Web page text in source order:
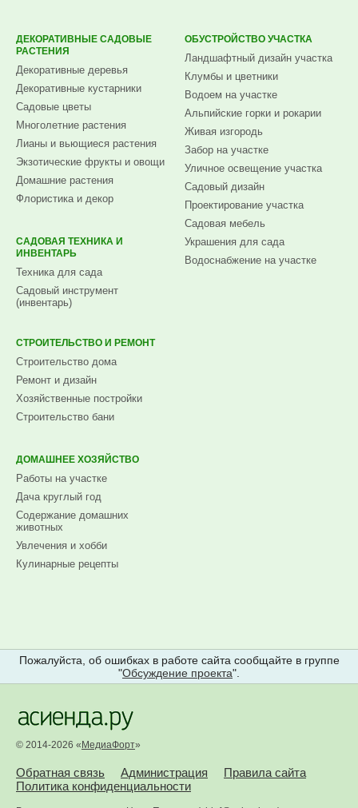
ДЕКОРАТИВНЫЕ САДОВЫЕ
РАСТЕНИЯ
Декоративные деревья
Декоративные кустарники
Садовые цветы
Многолетние растения
Лианы и вьющиеся растения
Экзотические фрукты и овощи
Домашние растения
Флористика и декор
САДОВАЯ ТЕХНИКА И
ИНВЕНТАРЬ
Техника для сада
Садовый инструмент
(инвентарь)
ОБУСТРОЙСТВО УЧАСТКА
Ландшафтный дизайн участка
Клумбы и цветники
Водоем на участке
Альпийские горки и рокарии
Живая изгородь
Забор на участке
Уличное освещение участка
Садовый дизайн
Проектирование участка
Садовая мебель
Украшения для сада
Водоснабжение на участке
СТРОИТЕЛЬСТВО И РЕМОНТ
Строительство дома
Ремонт и дизайн
Хозяйственные постройки
Строительство бани
ДОМАШНЕЕ ХОЗЯЙСТВО
Работы на участке
Дача круглый год
Содержание домашних
животных
Увлечения и хобби
Кулинарные рецепты
Пожалуйста, об ошибках в работе сайта сообщайте в группе
"Обсуждение проекта".
© 2014-2026 « МедиаФорт»
Обратная связь Администрация
Правила сайта
Политика конфиденциальности